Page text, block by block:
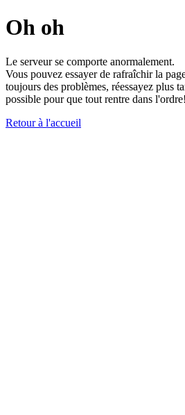
Oh oh
Le serveur se comporte anormalement.
Vous pouvez essayer de rafraîchir la
toujours des problèmes, réessayez plus
possible pour que tout rentre dans l'ordre!
Retour à l'accueil